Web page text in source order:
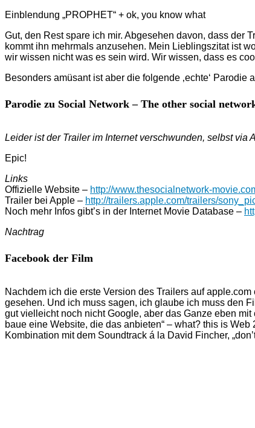
Einblendung „PROPHET“ + ok, you know what
Gut, den Rest spare ich mir. Abgesehen davon, dass der
kommt ihn mehrmals anzusehen. Mein Lieblingszitat ist
wir wissen nicht was es sein wird. Wir wissen, dass es
Besonders amüsant ist aber die folgende ‚echte‘
Parodie zu Social Network – The other social
Leider ist der Trailer im Internet verschwunden, selbst via
Epic!
Links
Offizielle Website – http://www.thesocialnetwork-
Trailer bei Apple – http://trailers.apple.com/trailers/
Noch mehr Infos gibt’s in der Internet Movie Database –
Nachtrag
Facebook der Film
Nachdem ich die erste Version des Trailers auf
gesehen. Und ich muss sagen, ich glaube ich muss den
gut vielleicht noch nicht Google, aber das Ganze eben
baue eine Website, die das anbieten“ – what? this is
Kombination mit dem Soundtrack á la David Fincher,